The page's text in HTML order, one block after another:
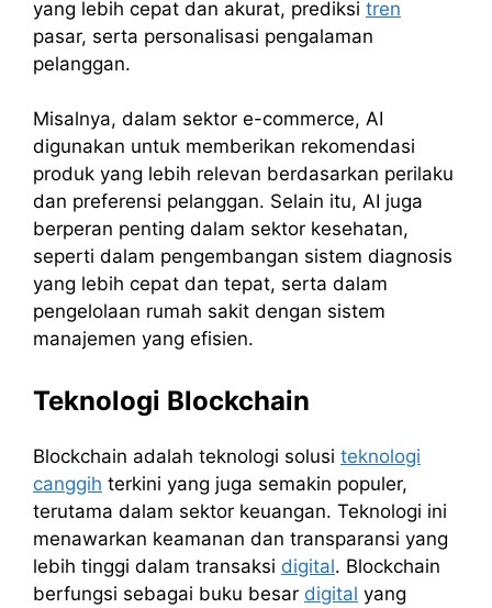
yang lebih cepat dan akurat, prediksi tren
pasar, serta personalisasi pengalaman
pelanggan.
Misalnya, dalam sektor e-commerce, AI
digunakan untuk memberikan rekomendasi
produk yang lebih relevan berdasarkan perilaku
dan preferensi pelanggan. Selain itu, AI juga
berperan penting dalam sektor kesehatan,
seperti dalam pengembangan sistem diagnosis
yang lebih cepat dan tepat, serta dalam
pengelolaan rumah sakit dengan sistem
manajemen yang efisien.
Teknologi Blockchain
Blockchain adalah teknologi solusi teknologi
canggih terkini yang juga semakin populer,
terutama dalam sektor keuangan. Teknologi ini
menawarkan keamanan dan transparansi yang
lebih tinggi dalam transaksi digital. Blockchain
berfungsi sebagai buku besar digital yang